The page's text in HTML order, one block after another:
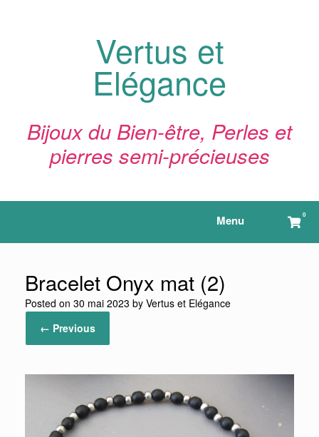
Vertus et
Elégance
Bijoux du Bien-être, Perles et
pierres semi-précieuses
Menu View
cart
0
Bracelet Onyx mat (2)
Posted on 30 mai 2023 by Vertus et Elégance
← Previous